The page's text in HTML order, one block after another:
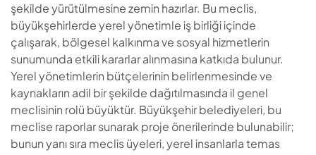
şekilde yürütülmesine zemin hazırlar. Bu meclis,
büyükşehirlerde yerel yönetimle iş birliği içinde
çalışarak, bölgesel kalkınma ve sosyal hizmetlerin
sunumunda etkili kararlar alınmasına katkıda bulunur.
Yerel yönetimlerin bütçelerinin belirlenmesinde ve
kaynakların adil bir şekilde dağıtılmasında il genel
meclisinin rolü büyüktür. Büyükşehir belediyeleri, bu
meclise raporlar sunarak proje önerilerinde bulunabilir;
bunun yanı sıra meclis üyeleri, yerel insanlarla temas